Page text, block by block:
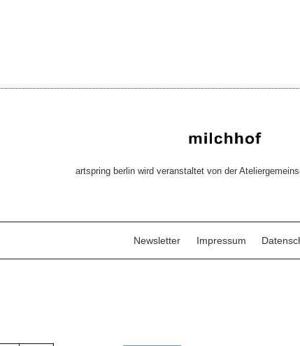
artspring berlin wird veranstaltet von der
Newsletter Impressum